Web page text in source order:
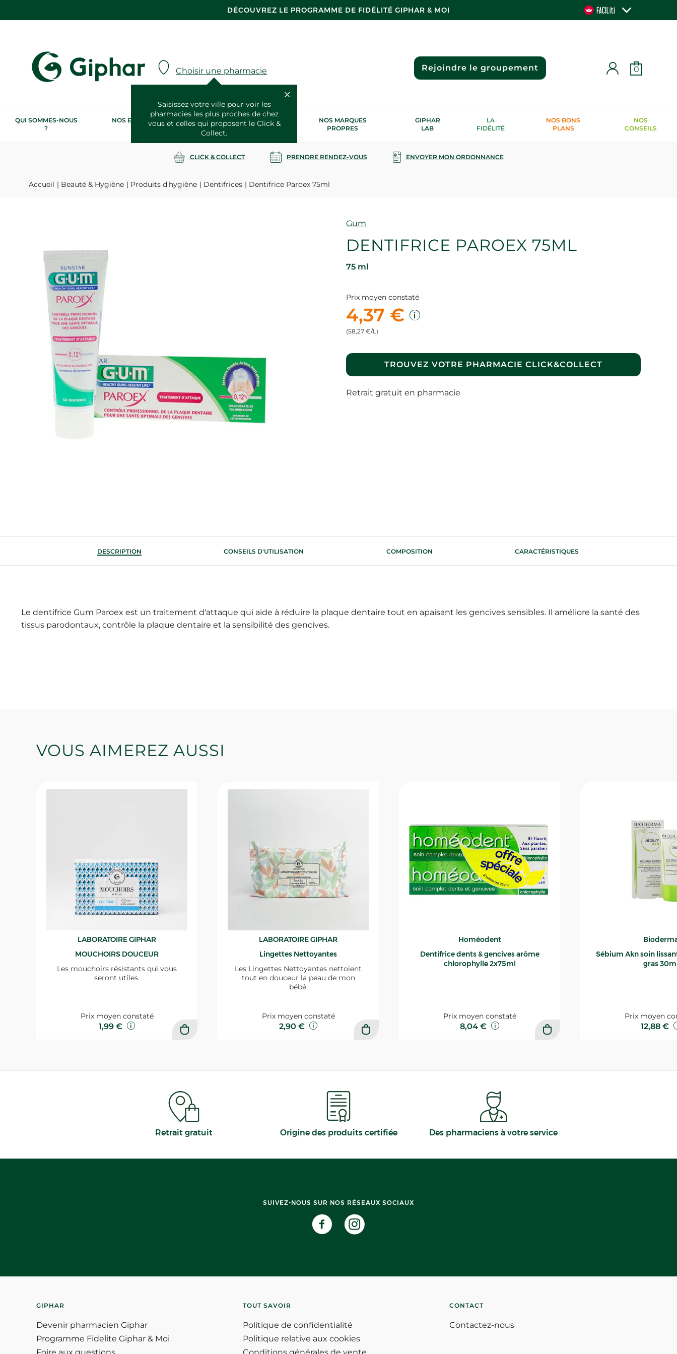
DÉCOUVREZ LE PROGRAMME DE FIDÉLITÉ GIPHAR & MOI
Choisir une pharmacie
Saisissez votre ville pour voir les
pharmacies les plus proches de chez
vous et celles qui proposent le Click &
Collect.
Rejoindre le groupement 0
QUI SOMMES-NOUS
?
NOS ENGAGEMENTS
RSE
NOS SERVICES
SANTÉ
NOS MARQUES
PROPRES
GIPHAR
LAB
LA
FIDÉLITÉ
NOS BONS
PLANS
NOS
CONSEILS
CLICK & COLLECT PRENDRE RENDEZ-VOUS ENVOYER MON ORDONNANCE
Accueil Beauté & Hygiène Produits d'hygiène Dentifrices Dentifrice Paroex 75ml
Marque
Gum
DENTIFRICE PAROEX 75ML
75 ml
Prix moyen constaté
4,37 €
(58,27 €/L)
TROUVEZ VOTRE PHARMACIE CLICK&COLLECT
Retrait gratuit en pharmacie
DESCRIPTION CONSEILS D'UTILISATION COMPOSITION CARACTÉRISTIQUES
Le dentifrice Gum Paroex est un traitement d'attaque qui aide à réduire la plaque dentaire tout en apaisant les gencives sensibles. Il améliore la santé des
tissus parodontaux, contrôle la plaque dentaire et la sensibilité des gencives.
VOUS AIMEREZ AUSSI
LABORATOIRE GIPHAR
MOUCHOIRS DOUCEUR
Les mouchoirs résistants qui vous
seront utiles.
Prix moyen constaté
1,99 €
LABORATOIRE GIPHAR
Lingettes Nettoyantes
Les Lingettes Nettoyantes nettoient
tout en douceur la peau de mon
bébé.
Prix moyen constaté
2,90 €
Homéodent
Dentifrice dents & gencives arôme
chlorophylle 2x75ml
Prix moyen constaté
8,04 €
Sébium Akn soin lissant
gras
Prix moyen
12,88 €
Retrait gratuit Origine des produits certifiée Des pharmaciens à votre service
SUIVEZ-NOUS SUR NOS RÉSEAUX SOCIAUX
GIPHAR
Devenir pharmacien Giphar
Programme Fidelite Giphar & Moi
Foire aux questions
TOUT SAVOIR
Politique de confidentialité
Politique relative aux cookies
Conditions générales de vente
CONTACT
Contactez-nous